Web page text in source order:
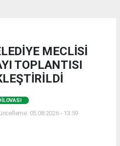
MECLİSİ
TOPLANTISI
05.08.2026 - 13:59